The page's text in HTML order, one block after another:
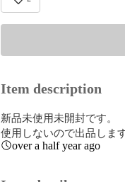
Item description
新品未使用未開封です。
使用しないので出品します
over a half year ago